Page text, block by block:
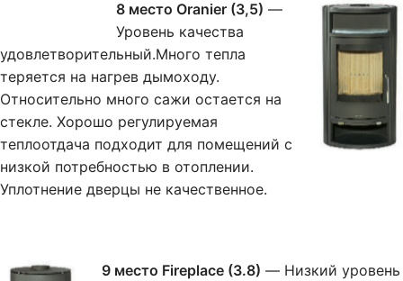
8 место Oranier (3,5) —
Уровень качества
удовлетворительный.Много тепла
теряется на нагрев дымоходу.
Относительно много сажи остается на
стекле. Хорошо регулируемая
теплоотдача подходит для помещений с
низкой потребностью в отоплении.
Уплотнение дверцы не качественное.
9 место Fireplace (3.8) — Низкий уровень